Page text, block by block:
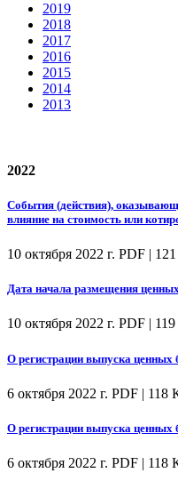
2019
2018
2017
2016
2015
2014
2013
2022
События (действия),
влияние на стоимость или
10 октября 2022 г. PDF |
Дата начала размещения
10 октября 2022 г. PDF |
О регистрации выпуска ценных
6 октября 2022 г. PDF | 118
О регистрации выпуска ценных
6 октября 2022 г. PDF | 118